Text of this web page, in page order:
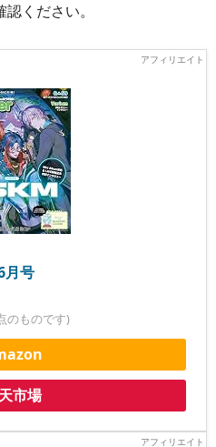
認ください。
月号
のものです)
市場